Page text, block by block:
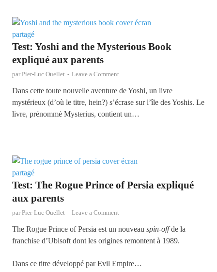
Test: Yoshi and the Mysterious Book
expliqué aux parents
parPier-Luc Ouellet - Leave a Comment
Dans cette toute nouvelle aventure de Yoshi, un livre
mystérieux (d’où le titre, hein?) s’écrase sur l’île des Yoshis. Le
livre, prénommé Mysterius, contient un…
Test: The Rogue Prince of Persia expliqué
aux parents
parPier-Luc Ouellet - Leave a Comment
The Rogue Prince of Persia est un nouveau spin-offde la
franchise d’Ubisoft dont les origines remontent à 1989.
Dans ce titre développé par Evil Empire…